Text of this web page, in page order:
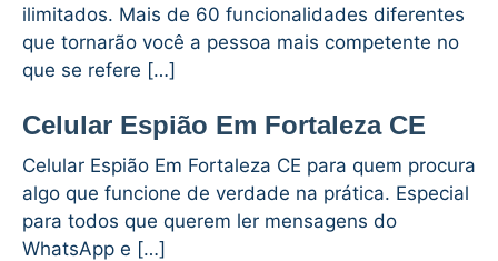
ilimitados. Mais de 60 funcionalidades diferentes
que tornarão você a pessoa mais competente no
que se refere […]
Celular Espião Em Fortaleza CE
Celular Espião Em Fortaleza CE para quem procura
algo que funcione de verdade na prática. Especial
para todos que querem ler mensagens do
WhatsApp e […]